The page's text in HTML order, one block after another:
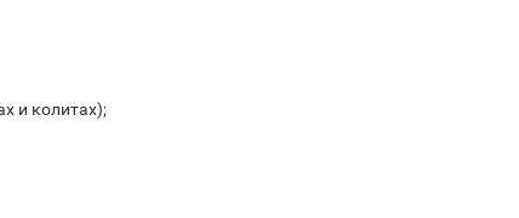
и колитах);